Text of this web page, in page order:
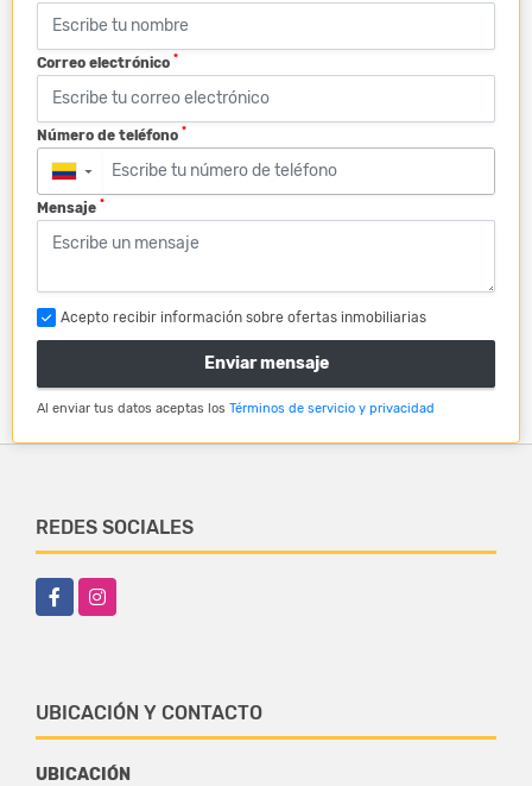
Correo electrónico *
Número de teléfono *
▼
Mensaje *
Acepto recibir información sobre ofertas inmobiliarias
Enviar mensaje
Al enviar tus datos aceptas los Términos de servicio y privacidad
REDES SOCIALES
FacebookInstagram
UBICACIÓN Y CONTACTO
UBICACIÓN